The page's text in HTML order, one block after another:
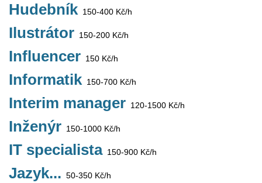
Hudebník 150-400 Kč/h
Ilustrátor 150-200 Kč/h
Influencer 150 Kč/h
Informatik 150-700 Kč/h
Interim manager 120-1500 Kč/h
Inženýr 150-1000 Kč/h
IT specialista150-900 Kč/h
Jazyk... 50-350 Kč/h